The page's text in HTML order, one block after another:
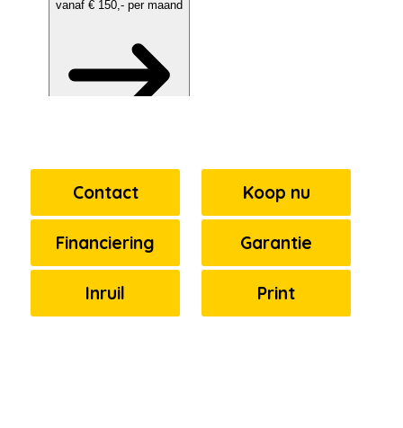
Contact Koop nu
Financiering Garantie
Inruil Print